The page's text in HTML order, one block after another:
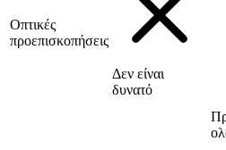
Οπτικές
προεπισκοπήσεις
Δεν είναι
δυνατό